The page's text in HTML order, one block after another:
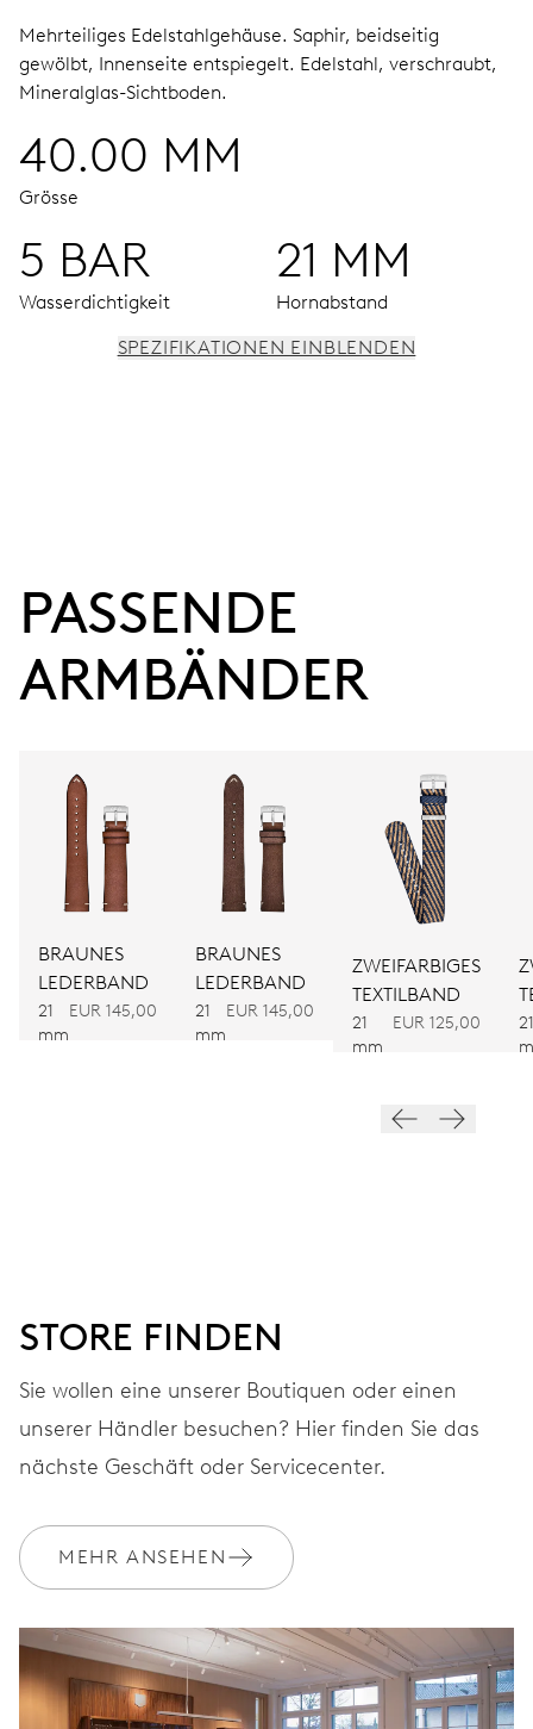
Mehrteiliges Edelstahlgehäuse. Saphir, beidseitig
gewölbt, Innenseite entspiegelt. Edelstahl, verschraubt,
Mineralglas-Sichtboden.
40.00 MM
Grösse
5 BAR
Wasserdichtigkeit
21 MM
Hornabstand
38 Std.
Gangreserve
ABMESSUNGEN
Ø 25.60 mm, 11 1/2’’’
Automatischer Aufzug
FREQUENZ
ARMBAND
kostenlos auf 3 Jahre
MYORIS
SPEZIFIKATIONEN EINBLENDEN
PASSENDE
ARMBÄNDER
BRAUNES
LEDERBAND
21
mm
EUR 145,00
BRAUNES
LEDERBAND
21
mm
EUR 145,00
ZWEIFARBIGES
TEXTILBAND
21
mm
EUR 125,00
21
STORE FINDEN
Sie wollen eine unserer Boutiquen oder einen
unserer Händler besuchen? Hier finden Sie das
nächste Geschäft oder Servicecenter.
MEHR ANSEHEN